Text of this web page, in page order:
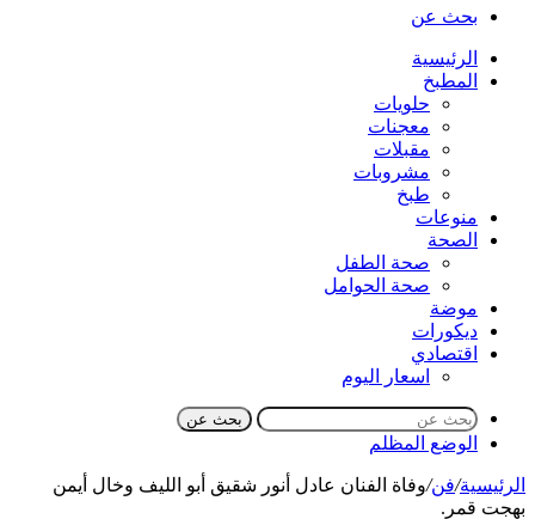
بحث عن
الرئيسية
المطبخ
حلويات
معجنات
مقبلات
مشروبات
طبخ
منوعات
الصحة
صحة الطفل
صحة الحوامل
موضة
ديكورات
اقتصادي
اسعار اليوم
بحث عن
الوضع المظلم
الرئيسية/فن/وفاة الفنان عادل أنور شقيق أبو الليف وخال أيمن
بهجت قمر.